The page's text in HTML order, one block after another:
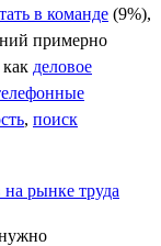
в команде (9%),
примерно
деловое
, поиск